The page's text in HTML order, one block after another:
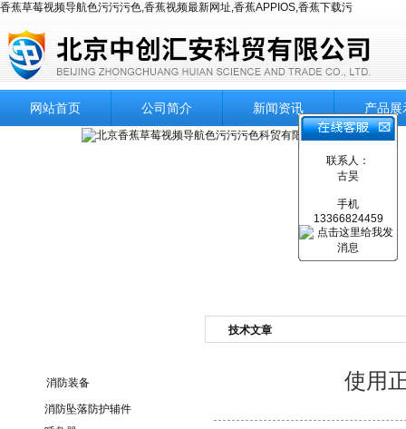
香蕉草莓视频导航色污污污色,香蕉视频最新网址,香蕉APPIOS,香蕉下载污
网站首页 公司简介 新闻资讯 产品展
消防装备
消防坠落防护辅件
技术文章
使用
联系人：
古昊
手机
13366824459